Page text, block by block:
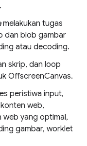
melakukan tugas
dan blob gambar
atau decoding.
skrip, dan loop
OffscreenCanvas.
peristiwa input,
web,
web yang optimal,
gambar, worklet